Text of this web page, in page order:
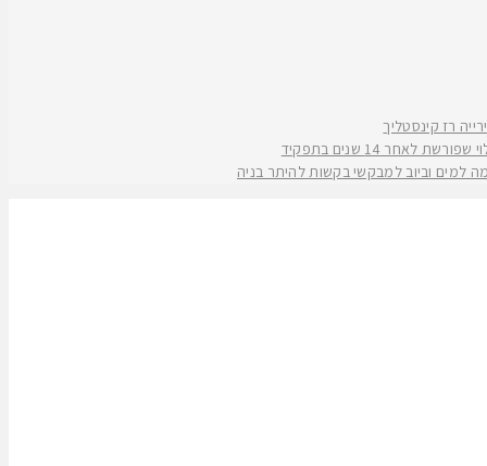
14 שנים בתפקיד
למים וביוב למבקשי בקשות להיתר בניה